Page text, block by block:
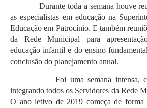
Durante toda a semana houve
as especialistas em educação na
Educação em Patrocínio. E também
da Rede Municipal para
educação infantil e do ensino
conclusão do planejamento anual.
Foi uma semana intensa, com
integrando todos os Servidores da Rede
O ano letivo de 2019 começa de